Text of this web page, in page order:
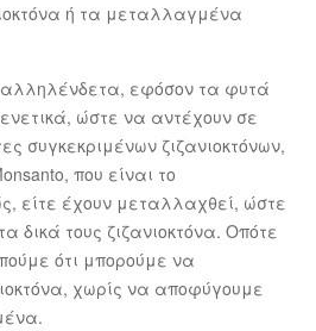
ή τα μεταλλαγμένα
αλληλένδετα, εφόσον τα φυτά
ώστε να αντέχουν σε
συγκεκριμένων ζιζανιοκτόνων,
που είναι το
είτε έχουν μεταλλαχθεί, ώστε
δικά τους ζιζανιοκτόνα. Οπότε
ότι μπορούμε να
χωρίς να αποφύγουμε